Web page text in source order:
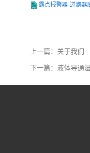
露点报警器-过滤器
上一篇：关于我们
下一篇：液体导通